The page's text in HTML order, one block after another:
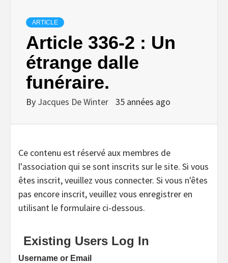
ARTICLE
Article 336-2 : Un
étrange dalle
funéraire.
By Jacques De Winter 35 années ago
Ce contenu est réservé aux membres de
l'association qui se sont inscrits sur le site. Si vous
êtes inscrit, veuillez vous connecter. Si vous n'êtes
pas encore inscrit, veuillez vous enregistrer en
utilisant le formulaire ci-dessous.
Existing Users Log In
Username or Email